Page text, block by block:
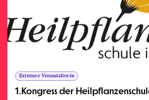
Externe:r Veranstalter:in
1.Kongress der